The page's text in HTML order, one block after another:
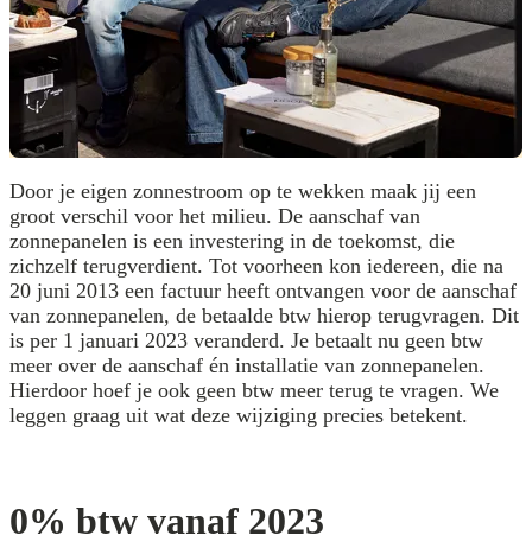
Door je eigen zonnestroom op te wekken maak jij een
groot verschil voor het milieu. De aanschaf van
zonnepanelen is een investering in de toekomst, die
zichzelf terugverdient. Tot voorheen kon iedereen, die na
20 juni 2013 een factuur heeft ontvangen voor de aanschaf
van zonnepanelen, de betaalde btw hierop terugvragen. Dit
is per 1 januari 2023 veranderd. Je betaalt nu geen btw
meer over de aanschaf én installatie van zonnepanelen.
Hierdoor hoef je ook geen btw meer terug te vragen. We
leggen graag uit wat deze wijziging precies betekent.
0% btw vanaf 2023